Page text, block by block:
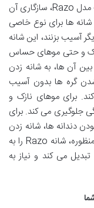
یکی از مزایای برجسته شانه چوبی دکتر مورنینگ مدل Razo، سازگاری آن
ها برای نوع خاصی
آسیب بزنند، این شانه
و حتی موهای حساس
آن ها، به شانه زدن
گره ها بدون آسیب
برای موهای نازک و
جلوگیری می کند. برای
دندانه ها، شانه زدن
را آسان و لذت بخش می سازد. این ویژگی چندمنظوره، شانه Razo را به
می کند و نیاز به